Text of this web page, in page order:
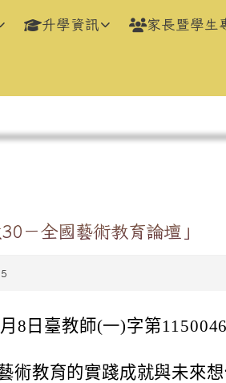
升學資訊 家長暨學生
－全國藝術教育論壇」
8日臺教師(一)字第
術教育的實踐成就與未來